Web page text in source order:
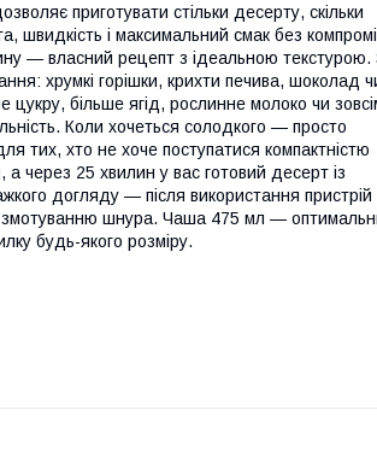
приготувати стільки десерту, скільки
швидкість і максимальний смак без
— власний рецепт з ідеальною текстурою.
хрумкі горішки, крихти печива, шоколад
більше ягід, рослинне молоко чи
Коли хочеться солодкого — просто
тих, хто не хоче поступатися компактністю
через 25 хвилин у вас готовий десерт із
догляду — після використання пристрій
змотуванню шнура. Чаша 475 мл —
будь-якого розміру.